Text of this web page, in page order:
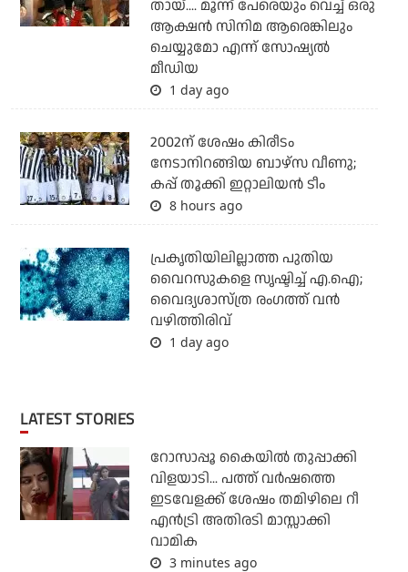
തായ്.... മൂന്ന് പേരെയും വെച്ച് ഒരു
ആക്ഷന്‍ സിനിമ ആരെങ്കിലും
ചെയ്യുമോ എന്ന് സോഷ്യല്‍
മീഡിയ
1 day ago
2002ന് ശേഷം കിരീടം
നേടാനിറങ്ങിയ ബാഴ്സ വീണു;
കപ്പ് തൂക്കി ഇറ്റാലിയൻ ടീം
8 hours ago
പ്രകൃതിയിലില്ലാത്ത പുതിയ
വൈറസുകളെ സൃഷ്ടിച്ച് എ.ഐ;
വൈദ്യശാസ്ത്ര രംഗത്ത് വന്‍
വഴിത്തിരിവ്
1 day ago
LATEST STORIES
റോസാപ്പൂ കൈയില്‍ തുപ്പാക്കി
വിളയാടി... പത്ത് വര്‍ഷത്തെ
ഇടവേളക്ക് ശേഷം തമിഴിലെ റീ
എന്‍ട്രി അതിരടി മാസ്സാക്കി
വാമിക
3 minutes ago